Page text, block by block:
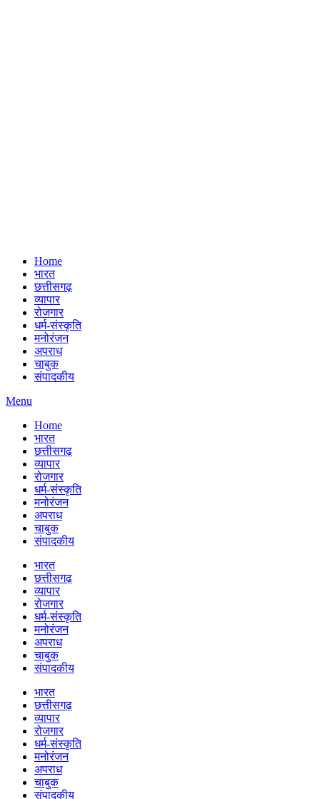
Home
भारत
छत्तीसगढ़
व्यापार
रोजगार
धर्म-संस्कृति
मनोरंजन
अपराध
चाबुक
संपादकीय
Menu
Home
भारत
छत्तीसगढ़
व्यापार
रोजगार
धर्म-संस्कृति
मनोरंजन
अपराध
चाबुक
संपादकीय
भारत
छत्तीसगढ़
व्यापार
रोजगार
धर्म-संस्कृति
मनोरंजन
अपराध
चाबुक
संपादकीय
भारत
छत्तीसगढ़
व्यापार
रोजगार
धर्म-संस्कृति
मनोरंजन
अपराध
चाबुक
संपादकीय